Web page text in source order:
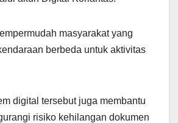
masyarakat yang
berbeda untuk aktivitas
digital tersebut juga membantu
risiko kehilangan dokumen